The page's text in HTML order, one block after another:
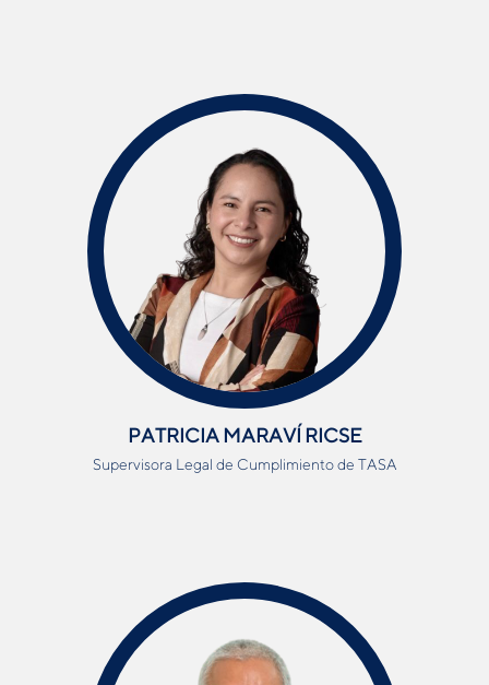
PATRICIA MARAVÍ RICSE
Supervisora Legal de Cumplimiento de TASA